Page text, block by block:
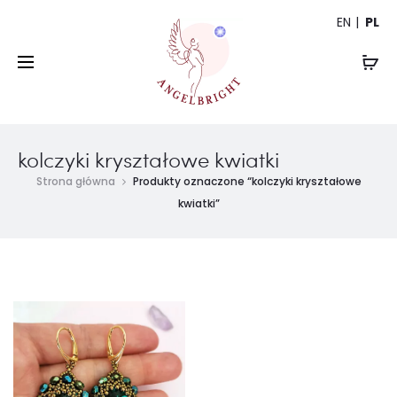
EN PL
kolczyki kryształowe kwiatki
Strona główna
Produkty oznaczone “kolczyki kryształowe
kwiatki”